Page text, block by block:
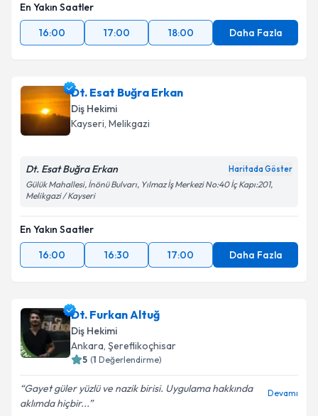
En Yakın Saatler
16:00
17:00 18:00 Daha Fazla
Dt. Esat Buğra Erkan
Diş Hekimi
Kayseri, Melikgazi
Dt. Esat Buğra Erkan Haritada Göster
Gülük Mahallesi, İnönü Bulvarı, Yılmaz İş Merkezi No:40 İç Kapı:201,
Melikgazi / Kayseri
En Yakın Saatler
16:00
16:30 17:00 Daha Fazla
Dt. Furkan Altuğ
Diş Hekimi
Ankara, Şereflikoçhisar
5 (1 Değerlendirme)
Gayet güler yüzlü ve nazik birisi. Uygulama hakkında
aklımda hiçbir...
Devamı